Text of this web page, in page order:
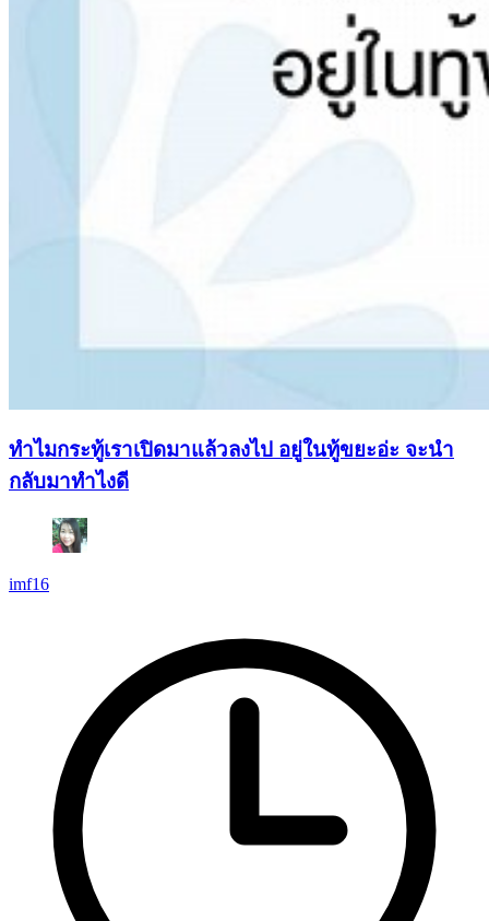
ทำไมกระทู้เราเปิดมาแล้วลงไป อยู่ในทู้ขยะอ่ะ จะนำ
กลับมาทำไงดี
imf16